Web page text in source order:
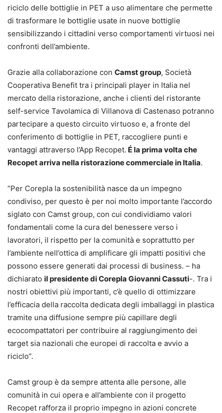
riciclo delle bottiglie in PET a uso alimentare che permette
di trasformare le bottiglie usate in nuove bottiglie
sensibilizzando i cittadini verso comportamenti virtuosi nei
confronti dell’ambiente.
Grazie alla collaborazione con Camst group, Società
Cooperativa Benefit tra i principali player in Italia nel
mercato della ristorazione, anche i clienti del ristorante
self-service Tavolamica di Villanova di Castenaso potranno
partecipare a questo circuito virtuoso e, a fronte del
conferimento di bottiglie in PET, raccogliere punti e
vantaggi attraverso l’App Recopet. É la prima volta che
Recopet arriva nella ristorazione commerciale in Italia.
“Per Corepla la sostenibilità nasce da un impegno
condiviso, per questo è per noi molto importante l’accordo
siglato con Camst group, con cui condividiamo valori
fondamentali come la cura del benessere verso i
lavoratori, il rispetto per la comunità e soprattutto per
l’ambiente nell’ottica di amplificare gli impatti positivi che
possono essere generati dai processi di business. – ha
dichiarato il presidente di Corepla Giovanni Cassuti-. Tra i
nostri obiettivi più importanti, c’è quello di ottimizzare
l’efficacia della raccolta dedicata degli imballaggi in plastica
tramite una diffusione sempre più capillare degli
ecocompattatori per contribuire al raggiungimento dei
target sia nazionali che europei di raccolta e avvio a
riciclo”.
Camst group è da sempre attenta alle persone, alle
comunità in cui opera e all’ambiente con il progetto
Recopet rafforza il proprio impegno in azioni concrete